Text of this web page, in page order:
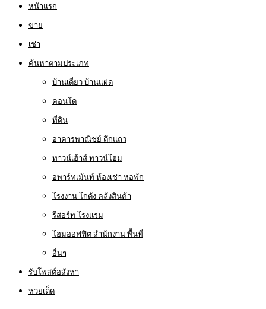
หน้าแรก
ขาย
เช่า
ค้นหาตามประเภท
บ้านเดี่ยว บ้านแฝด
คอนโด
ที่ดิน
อาคารพาณิชย์ ตึกแถว
ทาวน์เฮ้าส์ ทาวน์โฮม
อพาร์ทเม้นท์ ห้องเช่า หอพัก
โรงงาน โกดัง คลังสินค้า
รีสอร์ท โรงแรม
โฮมออฟฟิต สำนักงาน พื้นที่
อื่นๆ
รับโพสต์อสังหา
หวยเด็ด